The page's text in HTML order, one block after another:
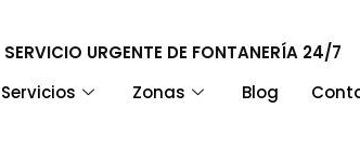
SERVICIO URGENTE DE FONTANERÍA 24/7
Servicios Zonas Blog